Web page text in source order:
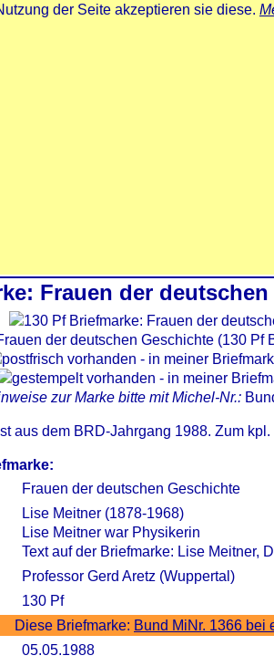
der Seite akzeptieren sie diese.
Frauen der
der deutschen Geschichte (130 Pf
zur Marke bitte mit Michel-Nr.:
aus dem BRD-Jahrgang 1988. Zum
Frauen der deutschen Geschichte
Lise Meitner (1878-1968)
Lise Meitner war Physikerin
Text auf der Briefmarke: Lise Meitner,
Professor Gerd Aretz (Wuppertal)
130 Pf
Diese Briefmarke: Bund MiNr. 1366 bei
05.05.1988